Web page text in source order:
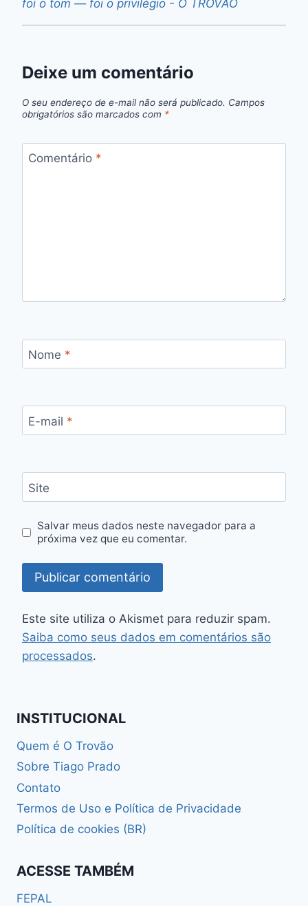
foi o tom — foi o privilégio - O TROVAO
Deixe um comentário
O seu endereço de e-mail não será publicado. Campos
obrigatórios são marcados com *
Comentário *
Nome *
E-mail *
Site
Salvar meus dados neste navegador para a
próxima vez que eu comentar.
Este site utiliza o Akismet para reduzir spam.
Saiba como seus dados em comentários são
processados.
INSTITUCIONAL
Quem é O Trovão
Sobre Tiago Prado
Contato
Termos de Uso e Política de Privacidade
Política de cookies (BR)
ACESSE TAMBÉM
FEPAL